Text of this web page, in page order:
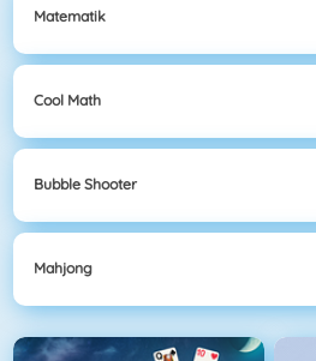
Matematik
Cool Math
Bubble Shooter
Mahjong